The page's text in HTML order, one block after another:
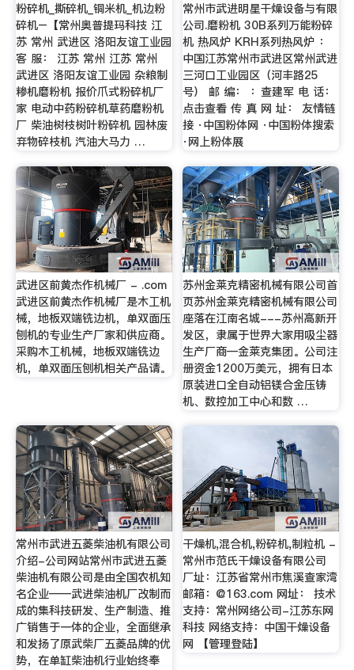
粉碎机_撕碎机_铜米机_机边粉
碎机–【常州奥普提玛科技 江
苏 常州 武进区 洛阳友谊工业园
客 服： 江苏 常州 江苏 常州
武进区 洛阳友谊工业园 杂粮制
糁机磨粉机 报价爪式粉碎机厂
家 电动中药粉碎机草药磨粉机
厂 柴油树枝树叶粉碎机 园林废
弃物碎枝机 汽油大马力 …
常州市武进明星干燥设备与有限
公司.磨粉机 30B系列万能粉碎
机 热风炉 KRH系列热风炉 ：
中国江苏常州市武进区常州武进
三河口工业园区（河丰路25
号） 邮 编： ：查建军 电 话：
点击查看 传 真 网 址： 友情链
接 ·中国粉体网 ·中国粉体搜索
·网上粉体展
武进区前黄杰作机械厂 - .com
武进区前黄杰作机械厂是木工机
械，地板双端铣边机，单双面压
刨机的专业生产厂家和供应商。
采购木工机械，地板双端铣边
机，单双面压刨机相关产品请。
苏州金莱克精密机械有限公司首
页苏州金莱克精密机械有限公司
座落在江南名城---苏州高新开
发区，隶属于世界大家用吸尘器
生产厂商—金莱克集团。公司注
册资金1200万美元，拥有日本
原装进口全自动铝镁合金压铸
机、数控加工中心和数 …
常州市武进五菱柴油机有限公司
介绍-公司网站常州市武进五菱
柴油机有限公司是由全国农机知
名企业——武进柴油机厂改制而
成的集科技研发、生产制造、推
广销售于一体的企业，全面继承
和发扬了原武柴厂五菱品牌的优
势，在单缸柴油机行业始终奉
干燥机,混合机,粉碎机,制粒机 -
常州市范氏干燥设备有限公司
厂址：江苏省常州市焦溪查家湾
邮箱：@163.com 网址： 技术
支持：常州网络公司-江苏东网
科技 网络支持：中国干燥设备
网 【管理登陆】